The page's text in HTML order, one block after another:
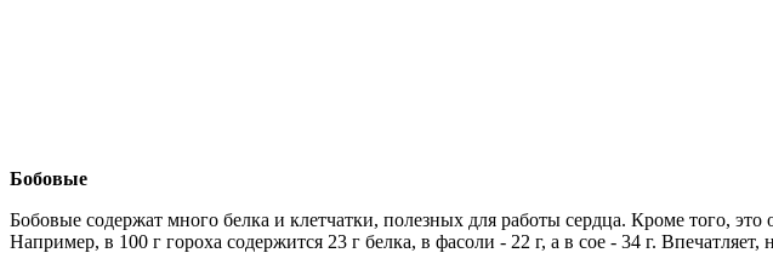
Бобовые
Бобовые содержат много белка и клетчатки, полезных для работы сердца. Кроме того,
Например, в 100 г гороха содержится 23 г белка, в фасоли - 22 г, а в сое - 34 г. Впечатляет,